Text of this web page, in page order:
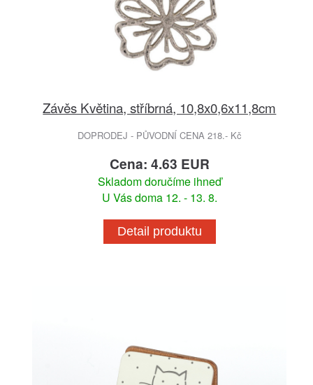
Závěs Květina, stříbrná, 10,8x0,6x11,8cm
DOPRODEJ - PŮVODNÍ CENA 218.- Kč
Cena: 4.63 EUR
Skladom doručíme ihneď
U Vás doma 12. - 13. 8.
Detail produktu